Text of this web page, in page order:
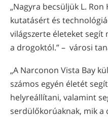
„Nagyra becsüljük L.
kutatásért és
világszerte életeket segít
a drogoktól.” – városi
„A Narconon Vista Bay
számos egyén életét
helyreállítani, valamint
serdülőkorúaknak, mik a